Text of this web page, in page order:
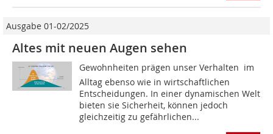
Ausgabe 01-02/2025
Altes mit neuen Augen sehen
Gewohnheiten prägen unser Verhalten  im
Alltag ebenso wie in wirtschaftlichen
Entscheidungen. In einer dynamischen Welt
bieten sie Sicherheit, können jedoch
gleichzeitig zu gefährlichen...